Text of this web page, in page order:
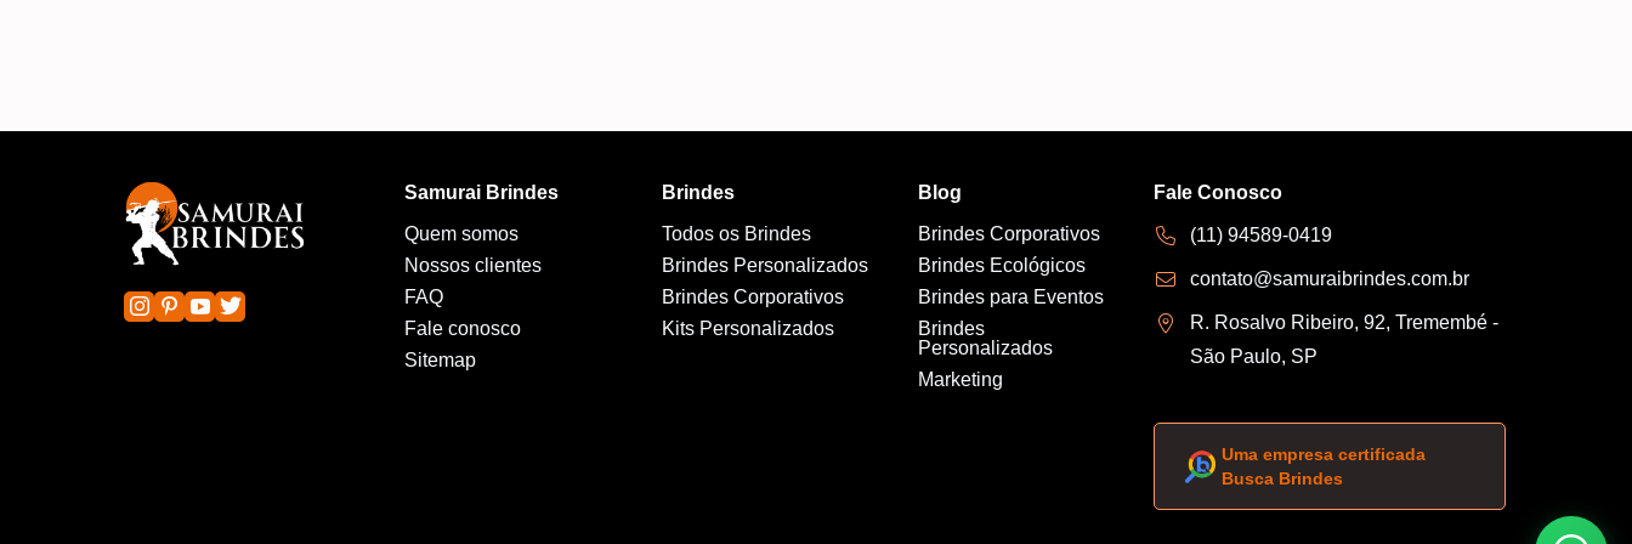
Samurai Brindes
Quem somos
Nossos clientes
FAQ
Fale conosco
Sitemap
Brindes
Todos os Brindes
Brindes Personalizados
Brindes Corporativos
Kits Personalizados
Blog
Brindes Corporativos
Brindes Ecológicos
Brindes para Eventos
Brindes
Personalizados
Marketing
Fale Conosco
(11) 94589-0419
contato@samuraibrindes.com.br
R. Rosalvo Ribeiro, 92, Tremembé -
São Paulo, SP
Uma empresa certificada
Busca Brindes